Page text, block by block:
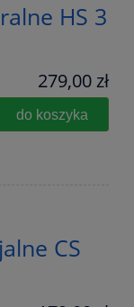
HS 3
279,00 zł
do koszyka
CS